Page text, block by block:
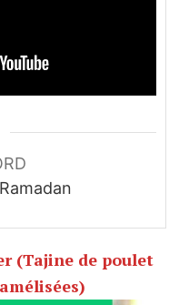
(Tajine de poulet